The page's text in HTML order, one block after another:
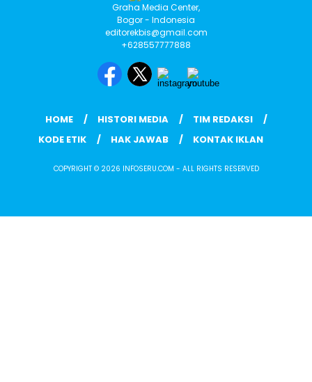
Graha Media Center,
Bogor - Indonesia
editorekbis@gmail.com
+628557777888
HOME HISTORI MEDIA
TIM REDAKSI
KODE ETIK
HAK JAWAB KONTAK IKLAN
COPYRIGHT © 2026 INFOSERU.COM - ALL RIGHTS RESERVED